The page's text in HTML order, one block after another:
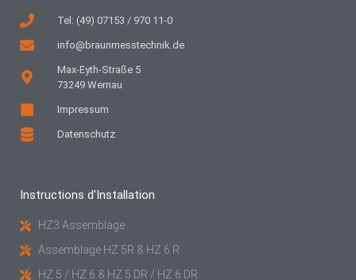
Tel: (49) 07153 / 970 11-0
info@braunmesstechnik.de
Max-Eyth-Straße 5
73249 Wernau
Impressum
Datenschutz
Instructions d'Installation
HZ3 Assemblage
Assemblage HZ 5R & HZ 6 R
HZ 5 / HZ 6 & HZ 5 DR / HZ 6 DR